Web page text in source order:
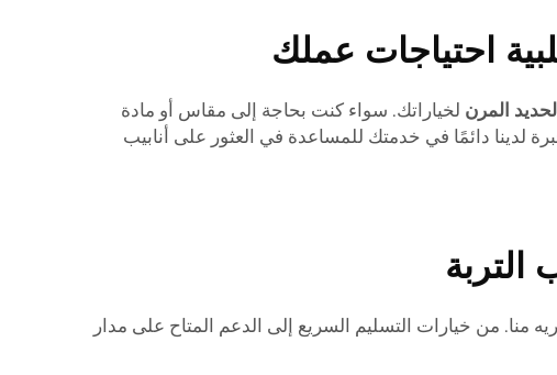
احتياجات عملك
المرن لخياراتك. سواء كنت بحاجة إلى مقاس أو مادة
لدينا دائمًا في خدمتك للمساعدة في العثور على أنابيب
من خيارات التسليم السريع إلى الدعم المتاح على مدار